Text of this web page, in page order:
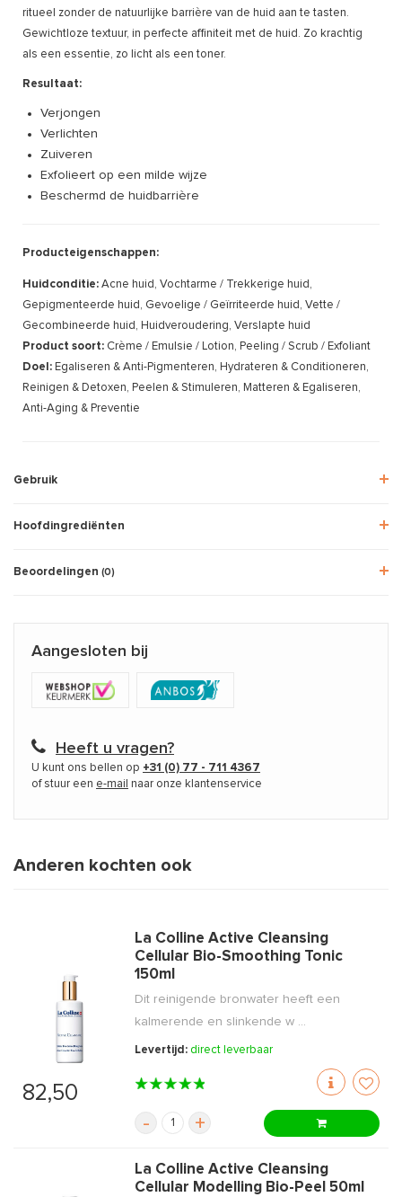
ritueel zonder de natuurlijke barrière van de huid aan te tasten.
Gewichtloze textuur, in perfecte affiniteit met de huid. Zo krachtig
als een essentie, zo licht als een toner.
Resultaat:
Verjongen
Verlichten
Zuiveren
Exfolieert op een milde wijze
Beschermd de huidbarrière
Producteigenschappen:
Huidconditie: Acne huid, Vochtarme / Trekkerige huid,
Gepigmenteerde huid, Gevoelige / Geïrriteerde huid, Vette /
Gecombineerde huid, Huidveroudering, Verslapte huid
Product soort: Crème / Emulsie / Lotion, Peeling / Scrub / Exfoliant
Doel: Egaliseren & Anti-Pigmenteren, Hydrateren & Conditioneren,
Reinigen & Detoxen, Peelen & Stimuleren, Matteren & Egaliseren,
Anti-Aging & Preventie
Gebruik
Hoofdingrediënten
Beoordelingen (0)
Aangesloten bij
Heeft u vragen?
U kunt ons bellen op +31 (0) 77 - 711 4367
of stuur een e-mail naar onze klantenservice
Anderen kochten ook
82,50
La Colline Active Cleansing
Cellular Bio-Smoothing Tonic
150ml
Dit reinigende bronwater heeft een
kalmerende en slinkende w ...
Levertijd: direct leverbaar
- +
La Colline Active Cleansing
Cellular Modelling Bio-Peel 50ml